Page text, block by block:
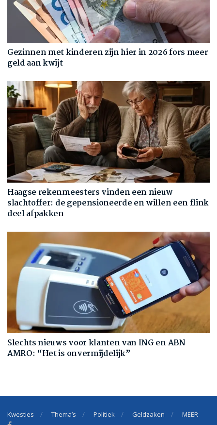
Gezinnen met kinderen zijn hier in 2026 fors meer
geld aan kwijt
Haagse rekenmeesters vinden een nieuw
slachtoffer: de gepensioneerde en willen een flink
deel afpakken
Slechts nieuws voor klanten van ING en ABN
AMRO: “Het is onvermijdelijk”
Kwesties Thema’s Politiek Geldzaken MEER